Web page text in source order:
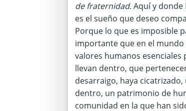
de fraternidad. Aquí y
es el sueño que deseo
Porque lo que es imposible
importante que en el
valores humanos esenciales
llevan dentro, que
desarraigo, haya
dentro, un patrimonio de
comunidad en la que han